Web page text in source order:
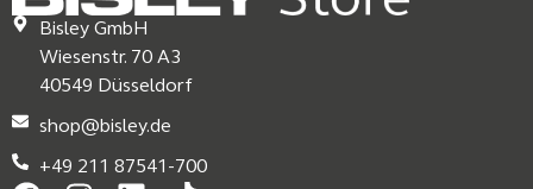
Bisley GmbH
Wiesenstr. 70 A3
40549 Düsseldorf
shop@bisley.de
+49 211 87541-700